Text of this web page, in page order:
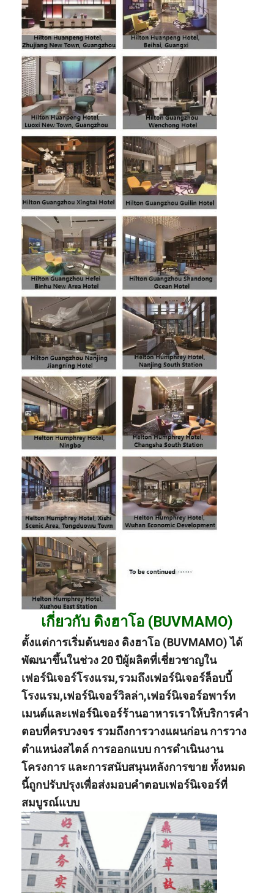
เกี่ยวกับ ดิงฮาโอ (BUVMAMO)
ตั้งแต่การเริ่มต้นของ ดิงฮาโอ (BUVMAMO) ได้
พัฒนาขึ้นในช่วง 20 ปีผู้ผลิตที่เชี่ยวชาญใน
เฟอร์นิเจอร์โรงแรม,รวมถึงเฟอร์นิเจอร์ล็อบบี้
โรงแรม,เฟอร์นิเจอร์วิลล่า,เฟอร์นิเจอร์อพาร์ท
เมนต์และเฟอร์นิเจอร์ร้านอาหารเราให้บริการคํา
ตอบที่ครบวงจร รวมถึงการวางแผนก่อน การวาง
ตําแหน่งสไตล์ การออกแบบ การดําเนินงาน
โครงการ และการสนับสนุนหลังการขาย ทั้งหมด
นี้ถูกปรับปรุงเพื่อส่งมอบคําตอบเฟอร์นิเจอร์ที่
สมบูรณ์แบบ